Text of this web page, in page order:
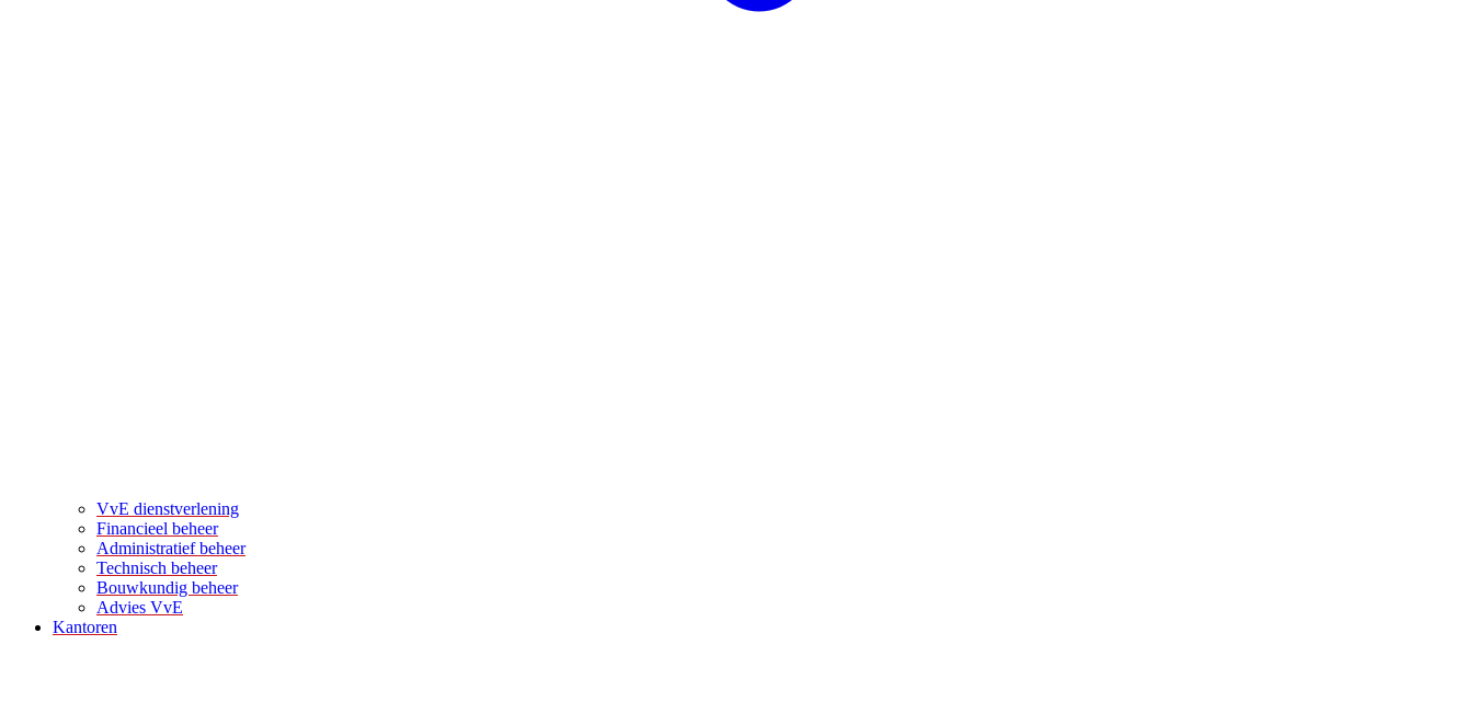
VvE dienstverlening
Financieel beheer
Administratief beheer
Technisch beheer
Bouwkundig beheer
Advies VvE
Kantoren